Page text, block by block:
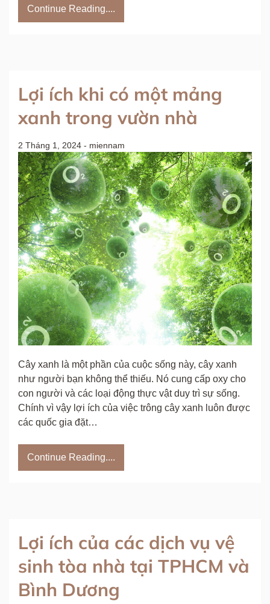
Continue Reading....
Lợi ích khi có một mảng
xanh trong vườn nhà
2 Tháng 1, 2024 - miennam
Cây xanh là một phần của cuộc sống này, cây xanh
như người bạn không thể thiếu. Nó cung cấp oxy cho
con người và các loại động thực vật duy trì sự sống.
Chính vì vậy lợi ích của việc trông cây xanh luôn được
các quốc gia đặt…
Continue Reading....
Lợi ích của các dịch vụ vệ
sinh tòa nhà tại TPHCM và
Bình Dương